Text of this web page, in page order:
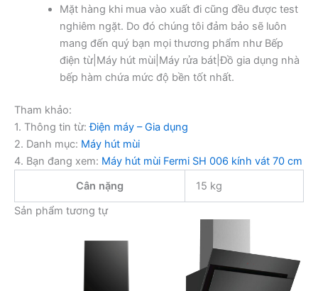
Mặt hàng khi mua vào xuất đi cũng đều được test
nghiêm ngặt. Do đó chúng tôi đảm bảo sẽ luôn
mang đến quý bạn mọi thương phẩm như Bếp
điện từ|Máy hút mùi|Máy rửa bát|Đồ gia dụng nhà
bếp hàm chứa mức độ bền tốt nhất.
Tham khảo:
1. Thông tin từ:Điện máy – Gia dụng
2. Danh mục: Máy hút mùi
4. Bạn đang xem: Máy hút mùi Fermi SH 006 kính vát 70 cm
Cân nặng
15 kg
Sản phẩm tương tự